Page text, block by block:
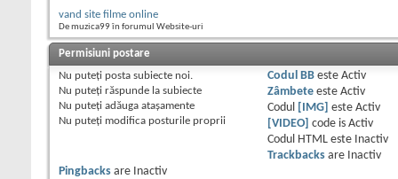
vand site filme online
De muzica99 în forumul Website-uri
Permisiuni postare
Nu puteţi posta subiecte noi.
Nu puteţi răspunde la subiecte
Nu puteţi adăuga ataşamente
Nu puteţi modifica posturile proprii
Codul BBeste Activ
Zâmbeteeste Activ
Codul
[IMG] este Activ
[VIDEO]
code is Activ
Codul HTML este
Inactiv
Trackbacksare
Inactiv
Pingbacks are
Inactiv